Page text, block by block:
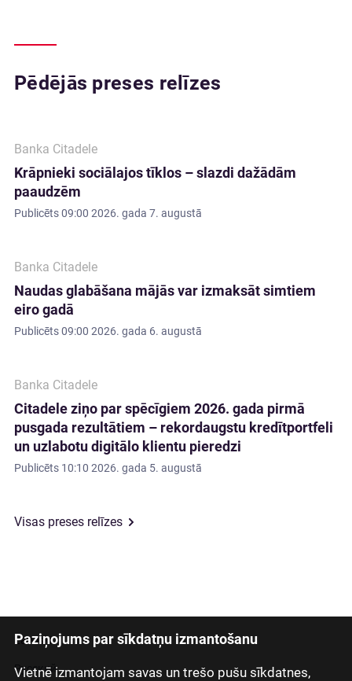
Paziņojums par sīkdatņu izmantošanu
Vietnē izmantojam savas un trešo pušu sīkdatnes,
Pēdējās preses relīzes
Banka Citadele
Krāpnieki sociālajos tīklos – slazdi dažādām
paaudzēm
Publicēts09:00 2026. gada 7. augustā
Banka Citadele
Naudas glabāšana mājās var izmaksāt simtiem
eiro gadā
Publicēts09:00 2026. gada 6. augustā
Banka Citadele
Citadele ziņo par spēcīgiem 2026. gada pirmā
pusgada rezultātiem – rekordaugstu kredītportfeli
un uzlabotu digitālo klientu pieredzi
Publicēts 10:10 2026. gada 5. augustā
Visas preses relīzes
Latviski
Русский